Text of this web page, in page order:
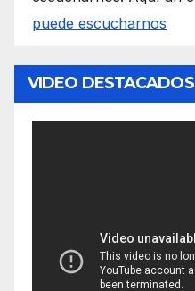
puede escucharnos
VIDEO DESTACADOS